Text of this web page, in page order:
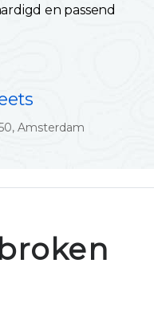
en passend
Amsterdam